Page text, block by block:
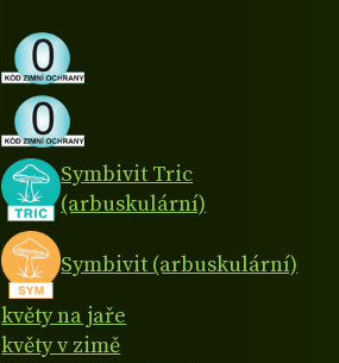
Symbivit Tric
(arbuskulární)
Symbivit (arbuskulární)
květy na jaře
květy v zimě